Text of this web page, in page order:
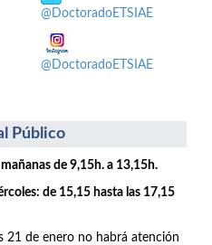
@DoctoradoETSIAE
@DoctoradoETSIAE
Público
de 9,15h. a 13,15h.
de 15,15 hasta las 17,15
21 de enero no habrá atención